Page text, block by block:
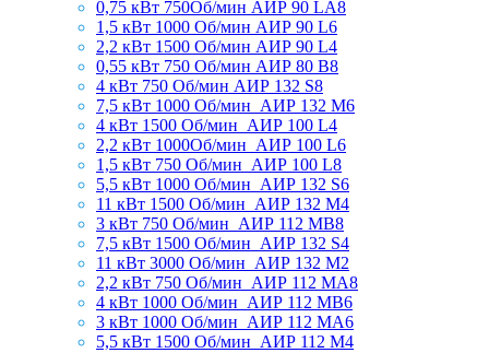
0,75 кВт 750Об/мин АИР 90 LA8
1,5 кВт 1000 Об/мин АИР 90 L6
2,2 кВт 1500 Об/мин АИР 90 L4
0,55 кВт 750 Об/мин АИР 80 В8
4 кВт 750 Об/мин АИР 132 S8
7,5 кВт 1000 Об/мин_АИР 132 М6
4 кВт 1500 Об/мин_АИР 100 L4
2,2 кВт 1000Об/мин_АИР 100 L6
1,5 кВт 750 Об/мин_АИР 100 L8
5,5 кВт 1000 Об/мин_АИР 132 S6
11 кВт 1500 Об/мин_АИР 132 М4
3 кВт 750 Об/мин_АИР 112 МВ8
7,5 кВт 1500 Об/мин_АИР 132 S4
11 кВт 3000 Об/мин_АИР 132 М2
2,2 кВт 750 Об/мин_АИР 112 МА8
4 кВт 1000 Об/мин_АИР 112 МВ6
3 кВт 1000 Об/мин_АИР 112 МА6
5,5 кВт 1500 Об/мин_АИР 112 М4